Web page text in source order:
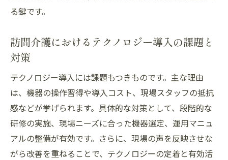
る鍵です。
訪問介護におけるテクノロジー導入の課題と
対策
テクノロジー導入には課題もつきものです。主な理由
は、機器の操作習得や導入コスト、現場スタッフの抵抗
感などが挙げられます。具体的な対策として、段階的な
研修の実施、現場ニーズに合った機器選定、運用マニュ
アルの整備が有効です。さらに、現場の声を反映させな
がら改善を重ねることで、テクノロジーの定着と有効活